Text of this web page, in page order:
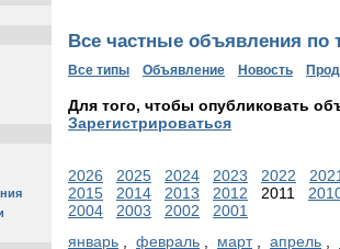
Все частные объявления по
Все типы Объявление Новость
Для того, чтобы опубликовать
Зарегистрироваться
2026 2025 2024 2023 2022
2015
2014 2013 2012 2011
2004
2003 2002
2001
январь , февраль , март, апрель ,